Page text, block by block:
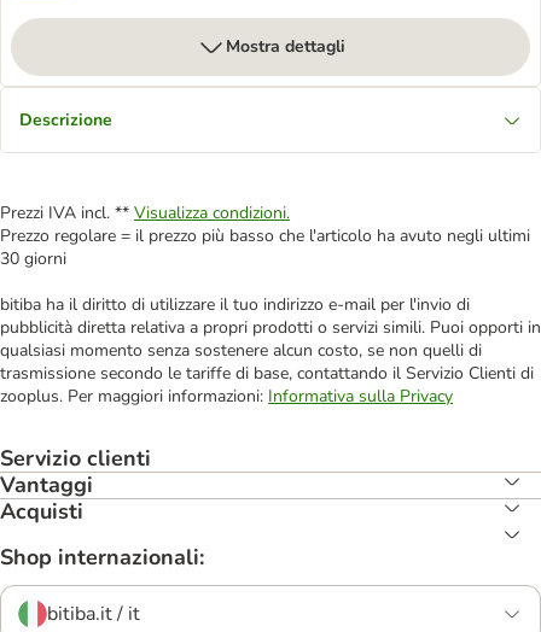
Mostra dettagli
Descrizione
Prezzi IVA incl. ** Visualizza condizioni.
Prezzo regolare = il prezzo più basso che l'articolo ha avuto negli ultimi
30 giorni
bitiba ha il diritto di utilizzare il tuo indirizzo e-mail per l'invio di
pubblicità diretta relativa a propri prodotti o servizi simili. Puoi opporti in
qualsiasi momento senza sostenere alcun costo, se non quelli di
trasmissione secondo le tariffe di base, contattando il Servizio Clienti di
zooplus. Per maggiori informazioni: Informativa sulla Privacy
Servizio clienti
Vantaggi
Acquisti
Shop internazionali:
bitiba.it / it